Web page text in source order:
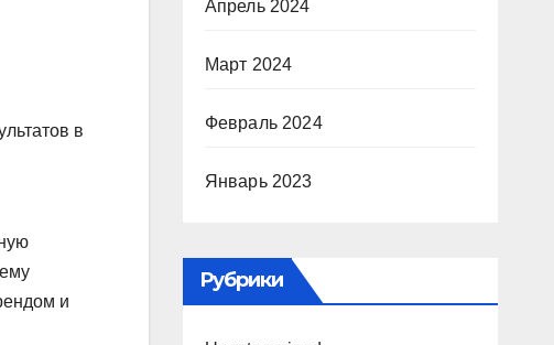
в
и
Апрель 2024
Март 2024
Февраль 2024
Январь 2023
Рубрики